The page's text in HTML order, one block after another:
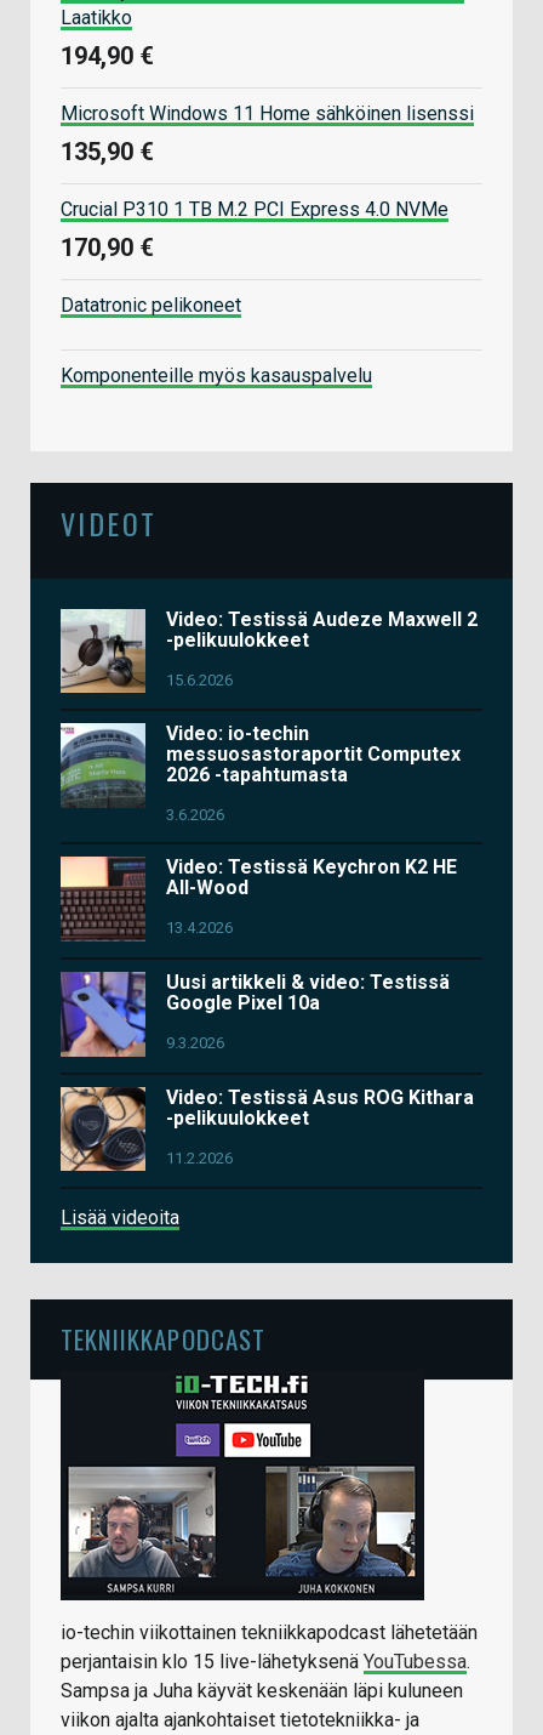
Laatikko
194,90 €
Microsoft Windows 11 Home sähköinen lisenssi
135,90 €
Crucial P310 1 TB M.2 PCI Express 4.0 NVMe
170,90 €
Datatronic pelikoneet
Komponenteille myös kasauspalvelu
VIDEOT
Video: Testissä Audeze Maxwell 2
-pelikuulokkeet
15.6.2026
Video: io-techin
messuosastoraportit Computex
2026 -tapahtumasta
3.6.2026
Video: Testissä Keychron K2 HE
All-Wood
13.4.2026
Uusi artikkeli & video: Testissä
Google Pixel 10a
9.3.2026
Video: Testissä Asus ROG Kithara
-pelikuulokkeet
11.2.2026
Lisää videoita
TEKNIIKKAPODCAST
io-techin viikottainen tekniikkapodcast lähetetään
perjantaisin klo 15 live-lähetyksenä YouTubessa.
Sampsa ja Juha käyvät keskenään läpi kuluneen
viikon ajalta ajankohtaiset tietotekniikka- ja